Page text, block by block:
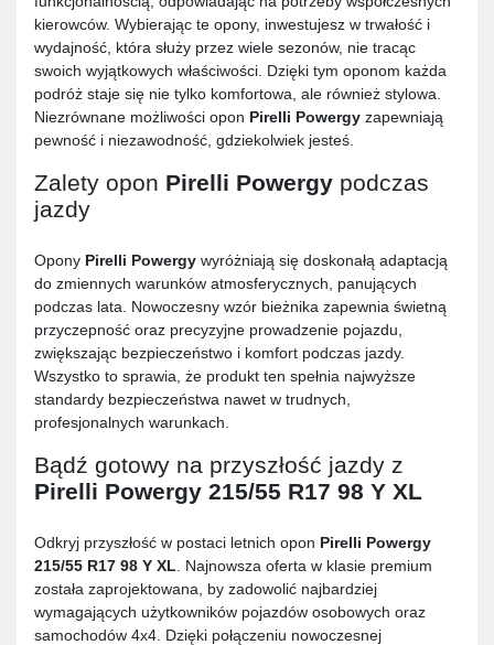
kierowców. Wybierając te opony, inwestujesz w trwałość i
wydajność, która służy przez wiele sezonów, nie tracąc
swoich wyjątkowych właściwości. Dzięki tym oponom każda
podróż staje się nie tylko komfortowa, ale również stylowa.
Niezrównane możliwości opon Pirelli Powergy zapewniają
pewność i niezawodność, gdziekolwiek jesteś.
Zalety opon Pirelli Powergy podczas
jazdy
Opony Pirelli Powergy wyróżniają się doskonałą adaptacją
do zmiennych warunków atmosferycznych, panujących
podczas lata. Nowoczesny wzór bieżnika zapewnia świetną
przyczepność oraz precyzyjne prowadzenie pojazdu,
zwiększając bezpieczeństwo i komfort podczas jazdy.
Wszystko to sprawia, że produkt ten spełnia najwyższe
standardy bezpieczeństwa nawet w trudnych,
profesjonalnych warunkach.
Bądź gotowy na przyszłość jazdy z
Pirelli Powergy 215/55 R17 98 Y XL
Odkryj przyszłość w postaci letnich opon Pirelli Powergy
215/55 R17 98 Y XL . Najnowsza oferta w klasie premium
została zaprojektowana, by zadowolić najbardziej
wymagających użytkowników pojazdów osobowych oraz
samochodów 4x4. Dzięki połączeniu nowoczesnej